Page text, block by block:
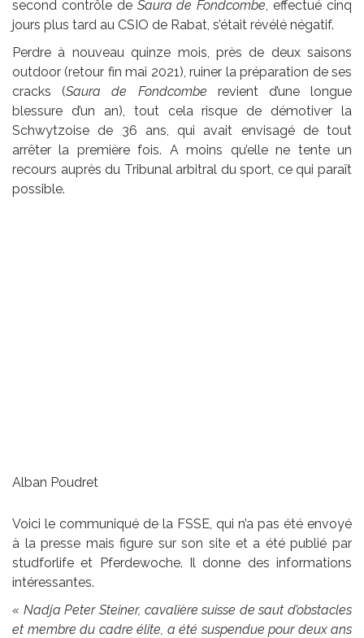
second contrôle de Saura de Fondcombe , effectué cinq
jours plus tard au CSIO de Rabat, s’était révélé négatif.
Perdre à nouveau quinze mois, près de deux saisons
outdoor (retour fin mai 2021), ruiner la préparation de ses
cracks (Saura de Fondcombe revient d’une longue
blessure d’un an), tout cela risque de démotiver la
Schwytzoise de 36 ans, qui avait envisagé de tout
arrêter la première fois. A moins qu’elle ne tente un
recours auprès du Tribunal arbitral du sport, ce qui paraît
possible.
Alban Poudret
Voici le communiqué de la FSSE, qui n’a pas été envoyé
à la presse mais figure sur son site et a été publié par
studforlife et Pferdewoche. Il donne des informations
intéressantes.
« Nadja Peter Steiner, cavalière suisse de saut d’obstacles
et membre du cadre élite, a été suspendue pour deux ans